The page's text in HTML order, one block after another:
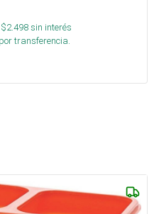
2.498sin interés
por transferencia.